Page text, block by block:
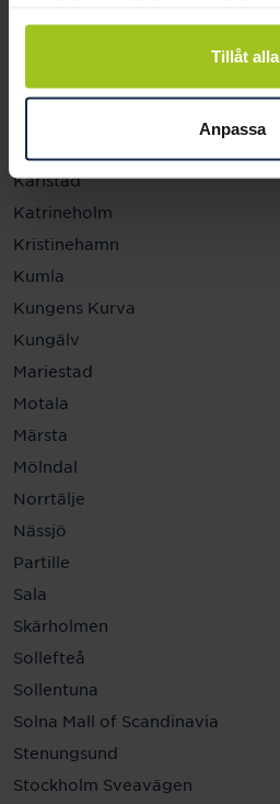
Tillåt alla
Anpassa
Helsingborg
Jönköping
Karlstad
Katrineholm
Kristinehamn
Kumla
Kungens Kurva
Kungälv
Mariestad
Motala
Märsta
Mölndal
Norrtälje
Nässjö
Partille
Sala
Skärholmen
Sollefteå
Sollentuna
Solna Mall of Scandinavia
Stenungsund
Stockholm Sveavägen